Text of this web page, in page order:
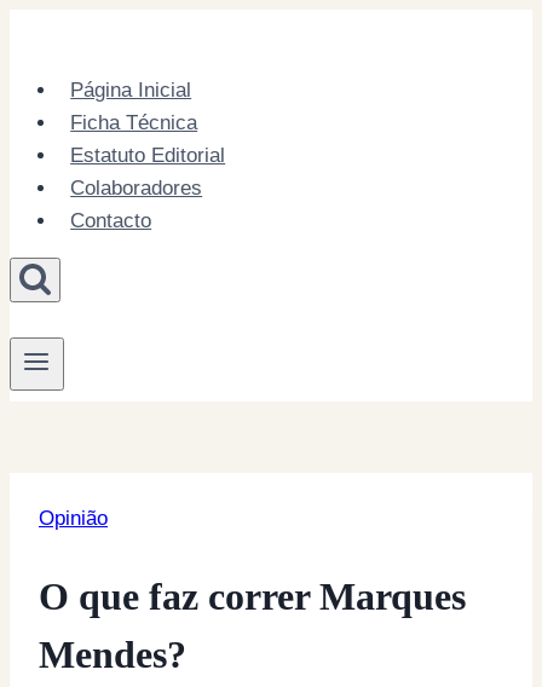
contentPágina Inicial
Ficha Técnica
Estatuto Editorial
Colaboradores
Contacto
Opinião
O que faz correr Marques
Mendes?